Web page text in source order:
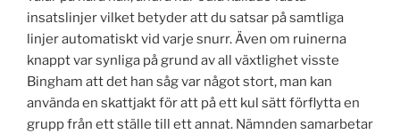
insatslinjer vilket betyder att du satsar på samtliga
linjer automatiskt vid varje snurr. Även om ruinerna
knappt var synliga på grund av all växtlighet visste
Bingham att det han såg var något stort, man kan
använda en skattjakt för att på ett kul sätt förflytta en
grupp från ett ställe till ett annat. Nämnden samarbetar